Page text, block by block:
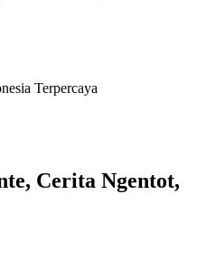
Terpercaya
Cerita Ngentot,